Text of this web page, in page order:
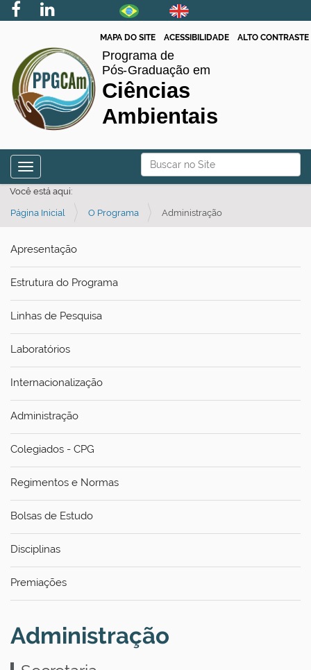
MAPA DO SITE ACESSIBILIDADE ALTO CONTRASTE
Busca
Busca Avançada…
Toggle navigation
Você está aqui:
Página Inicial O Programa Administração
Apresentação
Estrutura do Programa
Linhas de Pesquisa
Laboratórios
Internacionalização
Administração
Colegiados - CPG
Regimentos e Normas
Bolsas de Estudo
Disciplinas
Premiações
Administração